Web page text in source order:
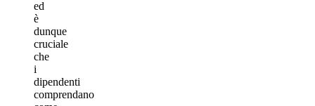
ed
è
dunque
cruciale
che
i
dipendenti
comprendano